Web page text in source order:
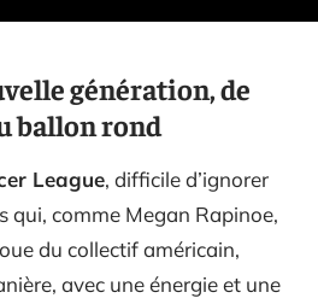
génération, de
ballon rond
League, difficile d’ignorer
qui, comme Megan Rapinoe,
du collectif américain,
avec une énergie et une